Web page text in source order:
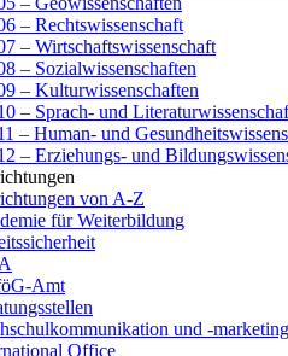
– Rechtswissenschaft
– Wirtschaftswissenschaft
– Sozialwissenschaften
– Kulturwissenschaften
– Sprach- und
– Human- und
– Erziehungs- und
von A-Z
für Weiterbildung
Amt
und -marketing
Office